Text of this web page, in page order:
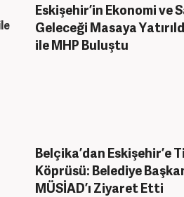
Eskişehir’in Ekonomi ve
Geleceği Masaya
ile MHP Buluştu
Belçika’dan Eskişehir’e
Köprüsü: Belediye
MÜSİAD’ı Ziyaret Etti